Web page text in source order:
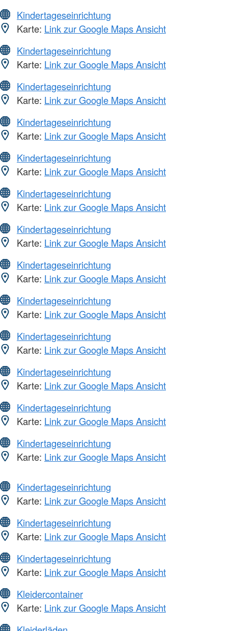
Kindertageseinrichtung
Karte: Link zur Google Maps Ansicht
Kindertageseinrichtung
Karte: Link zur Google Maps Ansicht
Kindertageseinrichtung
Karte: Link zur Google Maps Ansicht
Kindertageseinrichtung
Karte: Link zur Google Maps Ansicht
Kindertageseinrichtung
Karte: Link zur Google Maps Ansicht
Kindertageseinrichtung
Karte: Link zur Google Maps Ansicht
Kindertageseinrichtung
Karte: Link zur Google Maps Ansicht
Kindertageseinrichtung
Karte: Link zur Google Maps Ansicht
Kindertageseinrichtung
Karte: Link zur Google Maps Ansicht
Kindertageseinrichtung
Karte: Link zur Google Maps Ansicht
Kindertageseinrichtung
Karte: Link zur Google Maps Ansicht
Kindertageseinrichtung
Karte: Link zur Google Maps Ansicht
Kindertageseinrichtung
Karte: Link zur Google Maps Ansicht
Kindertageseinrichtung
Karte: Link zur Google Maps Ansicht
Kindertageseinrichtung
Karte: Link zur Google Maps Ansicht
Kindertageseinrichtung
Karte: Link zur Google Maps Ansicht
Kleidercontainer
Karte: Link zur Google Maps Ansicht